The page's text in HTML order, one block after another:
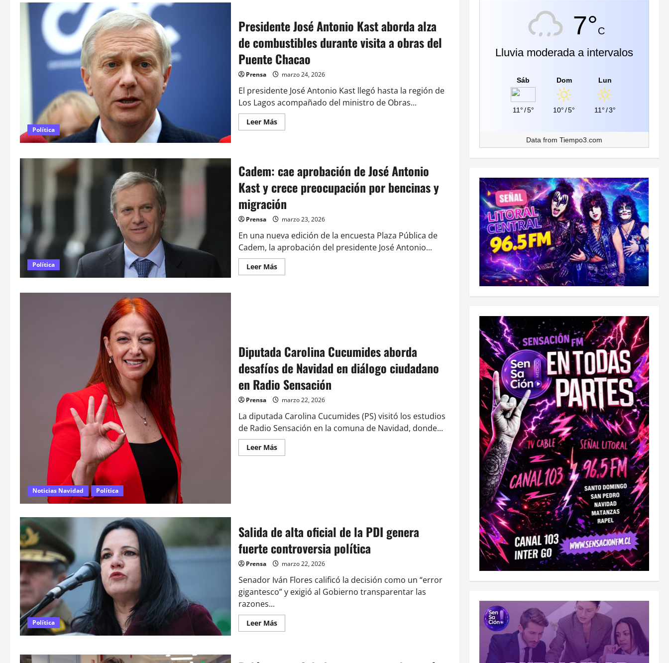
Kast
y
confirma
que
mantendrá
candidatura
a
la
ONU
pese
a
retiro
de
patrocinio
de
Chile
Política
Presidente José Antonio Kast aborda alza
de combustibles durante visita a obras del
Puente Chacao
Prensa marzo 24, 2026
El presidente José Antonio Kast llegó hasta la región de
Los Lagos acompañado del ministro de Obras...
Leer MásLeer
más
Kast
aborda
alza
de
combustibles
durante
visita
a
del
Puente
Chacao
Política
Cadem: cae aprobación de José Antonio
Kast y crece preocupación por bencinas y
migración
Prensa marzo 23, 2026
En una nueva edición de la encuesta Plaza Pública de
Cadem, la aprobación del presidente José Antonio...
Leer MásLeer
más
crece
preocupación
por
bencinas
migración
Noticias Navidad Política
Diputada Carolina Cucumides aborda
desafíos de Navidad en diálogo ciudadano
en Radio Sensación
Prensa marzo 22, 2026
La diputada Carolina Cucumides (PS) visitó los estudios
de Radio Sensación en la comuna de Navidad, donde...
Leer MásLeer
más
diálogo
ciudadano
Radio
Política
Salida de alta oficial de la PDI genera
fuerte controversia política
Prensa marzo 22, 2026
Senador Iván Flores calificó la decisión como un “error
gigantesco” y exigió al Gobierno transparentar las
razones...
Leer MásLeer
más
7°C
Lluvia moderada a intervalos
Sáb
11°/5°
Dom
10° /5°
Lun
11°/3°
Data from Tiempo3.com